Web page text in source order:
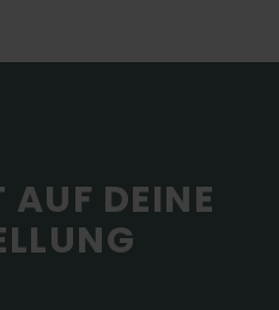
AUF DEINE